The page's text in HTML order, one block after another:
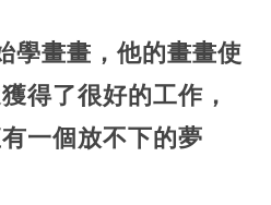
學畫畫，他的畫畫使
得了很好的工作，
一個放不下的夢